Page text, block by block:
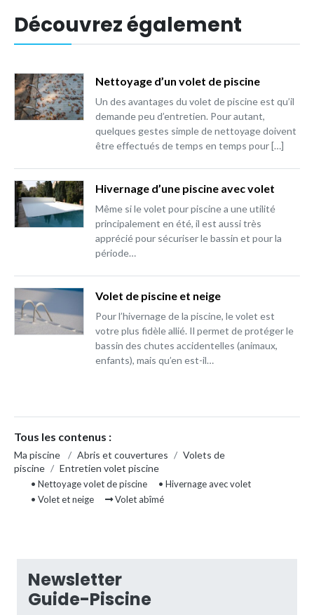
Découvrez également
Nettoyage d’un volet de piscine
Un des avantages du volet de piscine est qu’il
demande peu d’entretien. Pour autant,
quelques gestes simple de nettoyage doivent
être effectués de temps en temps pour […]
Hivernage d’une piscine avec volet
Même si le volet pour piscine a une utilité
principalement en été, il est aussi très
apprécié pour sécuriser le bassin et pour la
période…
Volet de piscine et neige
Pour l’hivernage de la piscine, le volet est
votre plus fidèle allié. Il permet de protéger le
bassin des chutes accidentelles (animaux,
enfants), mais qu’en est-il…
Tous les contenus :
Ma piscine / Abris et couvertures / Volets de
piscine / Entretien volet piscine
• Nettoyage volet de piscine
• Hivernage avec volet
• Volet et neige
Volet abîmé
Newsletter
Guide-Piscine